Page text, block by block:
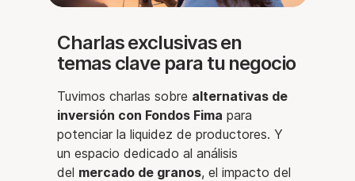
Charlas exclusivas en
temas clave para tu negocio
Tuvimos charlas sobre alternativas de
inversión con Fondos Fima para
potenciar la liquidez de productores. Y
un espacio dedicado al análisis
del mercado de granos, el impacto del